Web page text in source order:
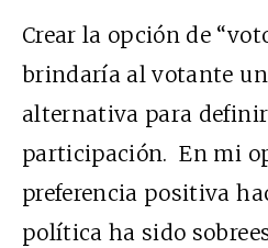
Crear la opción de
brindaría al votante
alternativa para
participación. En mi
preferencia positiva
política ha sido